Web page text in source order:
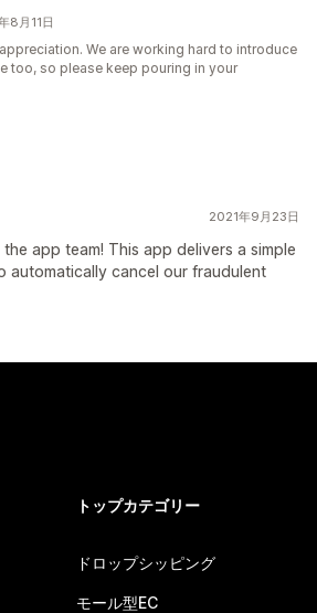
8月11日
We are working hard to introduce
too, so please keep pouring in your
2021年9月23日
app team! This app delivers a simple
automatically cancel our fraudulent
トップカテゴリー
ドロップシッピング
モール型EC